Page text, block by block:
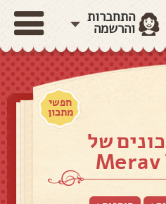
התחברות
והרשמה
חפשי
מתכון
של
Merav